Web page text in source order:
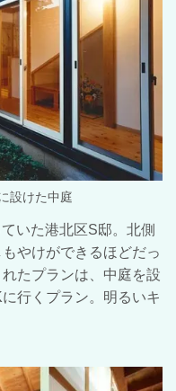
設けた中庭
いた港北区S邸。北側
やけができるほどだっ
たプランは、中庭を設
に行くプラン。明るいキ